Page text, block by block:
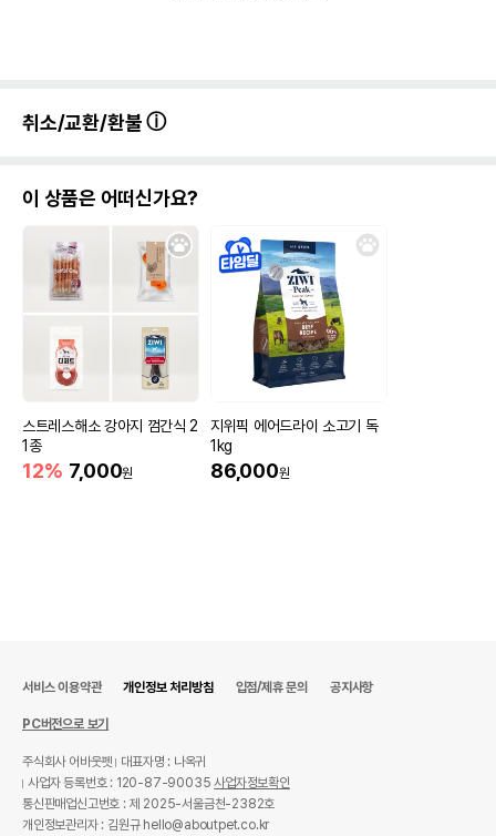
법에 의한 인증,허가 등을
받았음을 확인할수 있는
제조국 또는 원산지 대한민국
수입자를 함께 표기
㈜하이원
AS책임자와 전화번호
어바웃펫//1644-9601
유통기한이 최소 2026.12.05이거나 그
이후인 상품이 출고됩니다.
유통기한을 따릅니다.
취소/교환/환불
이 상품은 어떠신가요?
스트레스해소 강아지 껌간식 2
1종
12% 7,000원
지위픽 에어드라이 소고기 독
1kg
86,000원
서비스 이용약관 개인정보 처리방침 입점/제휴 문의 공지사항
PC버전으로 보기
주식회사 어바웃펫
대표자명 : 나옥귀
사업자 등록번호 : 120-87-90035사업자정보확인
통신판매업신고번호 : 제 2025-서울금천-2382호
개인정보관리자 : 김원규 hello@aboutpet.co.kr